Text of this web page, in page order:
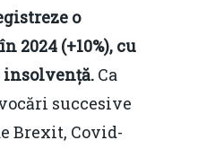
o
2024 (+10%), cu
insolvență. Ca
succesive
Brexit, Covid-